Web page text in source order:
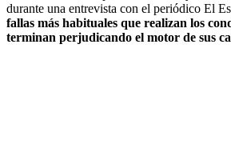
durante una entrevista con el periódico El
fallas más habituales que realizan los
terminan perjudicando el motor de sus